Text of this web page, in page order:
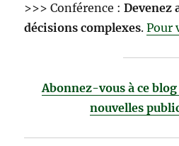
>>> Conférence :Devenez
décisions complexes.Pour
Abonnez-vous à ce
nouvelles